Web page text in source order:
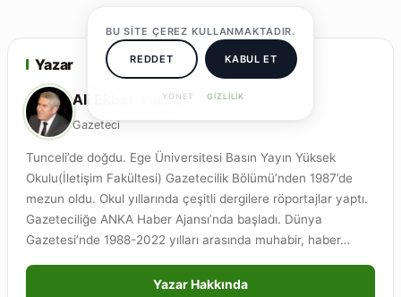
Yazar
Ali Ekber Yıldırım
Gazeteci
Tunceli’de doğdu. Ege Üniversitesi Basın Yayın Yüksek
Okulu(İletişim Fakültesi) Gazetecilik Bölümü’nden 1987’de
mezun oldu. Okul yıllarında çeşitli dergilere röportajlar yaptı.
Gazeteciliğe ANKA Haber Ajansı’nda başladı. Dünya
Gazetesi’nde 1988-2022 yılları arasında muhabir, haber…
Yazar Hakkında
BU SITE ÇEREZ KULLANMAKTADIR.
REDDET
YÖNET
KABUL ET
GIZLILIK